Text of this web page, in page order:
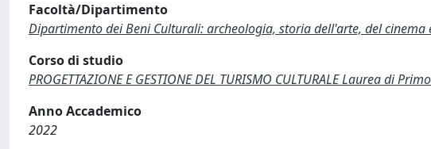
Facoltà/Dipartimento
Dipartimento dei Beni Culturali: archeologia, storia dell'arte, del cinema
Corso di studio
PROGETTAZIONE E GESTIONE DEL TURISMO CULTURALE Laurea di
Anno Accademico
2022